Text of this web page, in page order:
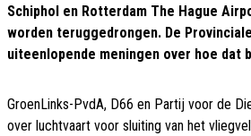
Schiphol en Rotterdam The Hague
worden teruggedrongen. De
uiteenlopende meningen over hoe dat
GroenLinks-PvdA, D66 en Partij voor de
over luchtvaart voor sluiting van het